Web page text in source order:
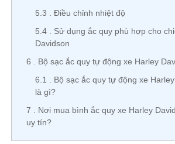
5.3
Điều chỉnh nhiệt độ
5.4
Sử dụng ắc quy phù hợp cho
Davidson
6
Bộ sạc ắc quy tự động xe Harley
6.1
Bộ sạc ắc quy tự động xe
là gì?
7
Nơi mua bình ắc quy xe Harley
uy tín?